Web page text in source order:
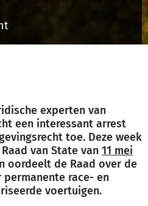
experten van
een interessant arrest
toe. Deze week
van State van 11 mei
oordeelt de Raad over de
race- en
voertuigen.